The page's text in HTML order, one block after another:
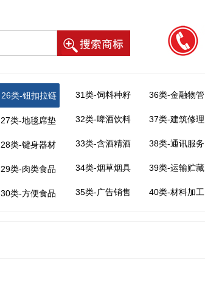
26类-钮扣拉链
27类-地毯席垫
28类-键身器材
29类-肉类食品
30类-方便食品
31类-饲料种籽
32类-啤酒饮料
33类-含酒精酒
34类-烟草烟具
35类-广告销售
36类-金融物管
37类-建筑修理
38类-通讯服务
39类-运输贮藏
40类-材料加工